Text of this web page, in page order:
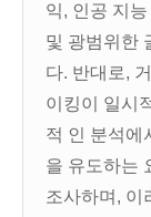
익, 인공 지
및 광범위한
다. 반대로,
이킹이 일시
적 인 분석에
을 유도하는
조사하며, 이